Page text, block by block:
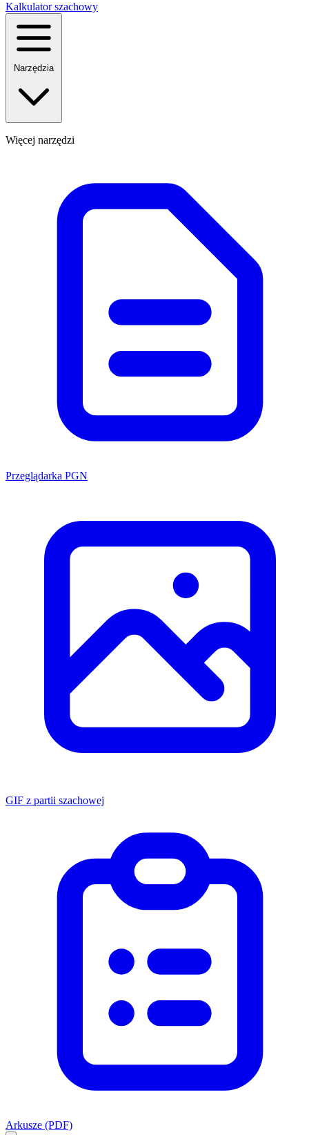
Kalkulator szachowy
Narzędzia
Więcej narzędzi
Przeglądarka PGN
GIF z partii szachowej
Arkusze (PDF)